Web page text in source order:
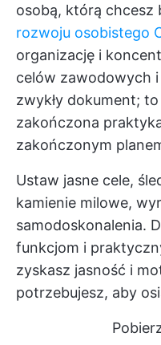
osobą, którą chcesz
rozwoju osobistego
organizację i
celów zawodowych
zwykły dokument;
zakończona
zakończonym
Ustaw jasne cele,
kamienie milowe,
samodoskonalenia.
funkcjom i
zyskasz jasność i
potrzebujesz, aby